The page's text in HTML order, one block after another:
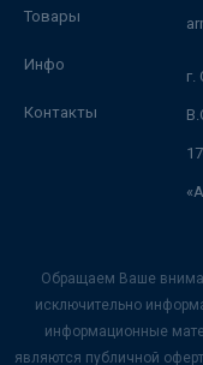
Товары
Инфо
Контакты
г.
Обращаем Ваше
исключительно
информационные
являются публичной